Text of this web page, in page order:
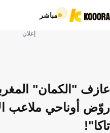
مباشر
إعلان
عازف "الكمان"
روّض أوناحي ملاعب
تاكا"!